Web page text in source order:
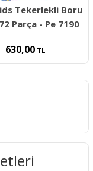
Tekerlekli Boru
Parça - Pe 7190
630,00 TL